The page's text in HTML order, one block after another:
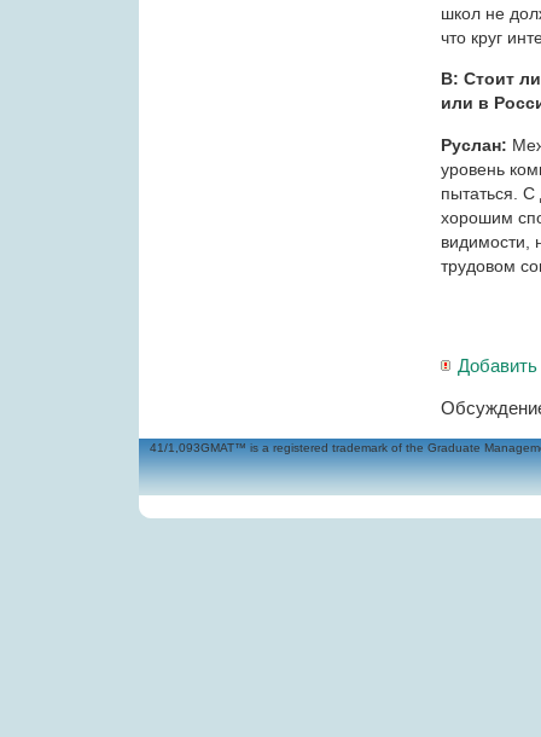
школ не
что круг
В: Стоит
или в
Руслан:
уровень
пытаться.
хорошим
видимости,
трудовом
41/1,093GMAT™ is a registered trademark of the Graduate